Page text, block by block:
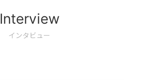
Interview
インタビュー